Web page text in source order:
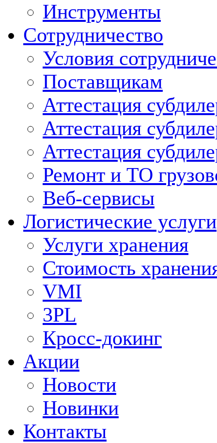
Инструменты
Сотрудничество
Условия
Поставщикам
Аттестация
Аттестация
Аттестация
Ремонт и ТО
Веб-сервисы
Логистические услуги
Услуги хранения
Стоимость
VMI
3PL
Кросс-докинг
Акции
Новости
Новинки
Контакты